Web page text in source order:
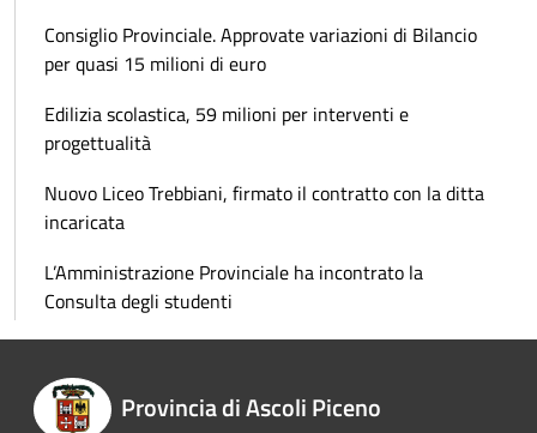
Consiglio Provinciale. Approvate variazioni di Bilancio
per quasi 15 milioni di euro
Edilizia scolastica, 59 milioni per interventi e
progettualità
Nuovo Liceo Trebbiani, firmato il contratto con la ditta
incaricata
L’Amministrazione Provinciale ha incontrato la
Consulta degli studenti
Provincia di Ascoli Piceno